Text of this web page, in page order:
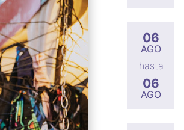
06
AGO
hasta
06
AGO